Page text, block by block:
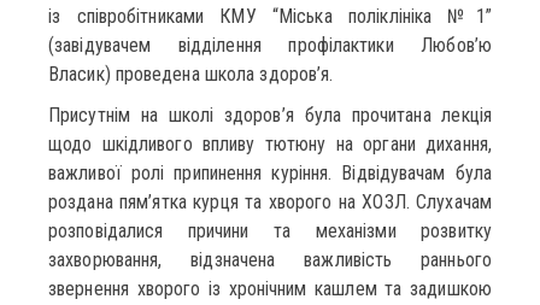
із співробітниками КМУ “Міська поліклініка №1”
(завідувачем відділення профілактики Любов’ю
Власик) проведена школа здоров’я.
Присутнім на школі здоров’я була прочитана лекція
щодо шкідливого впливу тютюну на органи дихання,
важливої ролі припинення куріння. Відвідувачам була
роздана пям’ятка курця та хворого на ХОЗЛ. Слухачам
розповідалися причини та механізми розвитку
захворювання, відзначена важливість раннього
звернення хворого із хронічним кашлем та задишкою